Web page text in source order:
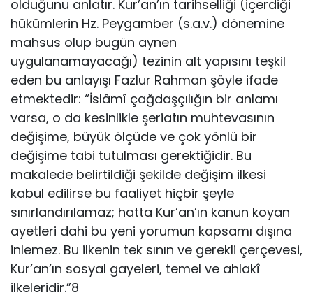
olduğunu anlatır. Kur’an’ın tarihselliği (içerdiği
hükümlerin Hz. Peygamber (s.a.v.) dönemine
mahsus olup bugün aynen
uygulanamayacağı) tezinin alt yapısını teşkil
eden bu anlayışı Fazlur Rahman şöyle ifade
etmektedir: “İslâmî çağdaşçılığın bir anlamı
varsa, o da kesinlikle şeriatın muhtevasının
değişime, büyük ölçüde ve çok yönlü bir
değişime tabi tutulması gerektiğidir. Bu
makalede belirtildiği şekilde değişim ilkesi
kabul edilirse bu faaliyet hiçbir şeyle
sınırlandırılamaz; hatta Kur’an’ın kanun koyan
ayetleri dahi bu yeni yorumun kapsamı dışına
inlemez. Bu ilkenin tek sının ve gerekli çerçevesi,
Kur’an’ın sosyal gayeleri, temel ve ahlakî
ilkeleridir.”8